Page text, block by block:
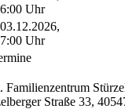
Uhr
Uhr
Familienzentrum
Straße 33,